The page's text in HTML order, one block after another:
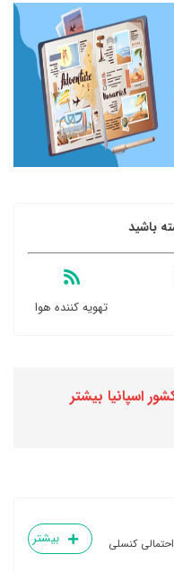
باشید
تهویه کننده هوا
اسپانیا بیشتر
کنسلی
بیشتر